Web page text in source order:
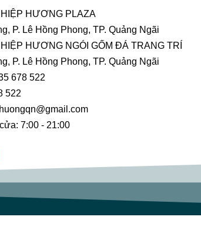
HƯƠNG PLAZA
P. Lê Hồng Phong, TP. Quảng Ngãi
HƯƠNG NGÓI GỐM ĐÁ TRANG TRÍ
P. Lê Hồng Phong, TP. Quảng Ngãi
678 522
522
7:00 - 21:00